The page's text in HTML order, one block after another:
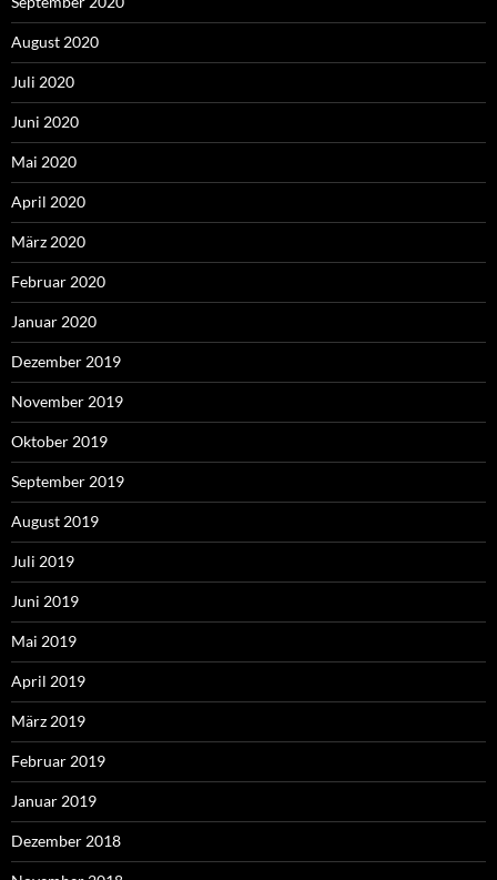
August 2020
Juli 2020
Juni 2020
Mai 2020
April 2020
März 2020
Februar 2020
Januar 2020
Dezember 2019
November 2019
Oktober 2019
September 2019
August 2019
Juli 2019
Juni 2019
Mai 2019
April 2019
März 2019
Februar 2019
Januar 2019
Dezember 2018